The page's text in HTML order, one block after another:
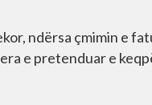
ndërsa çmimin e
e pretenduar e